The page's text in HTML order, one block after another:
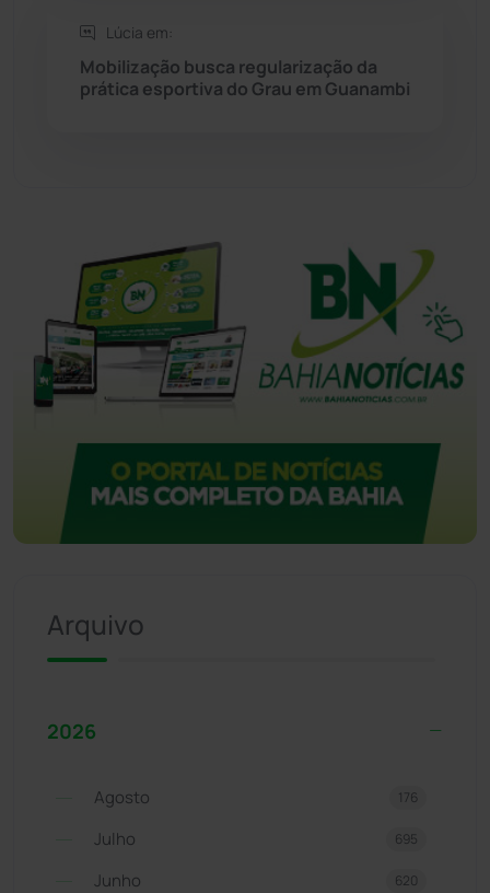
Tecnologia
Urandi (157)
Lúcia em:
Mobilização busca regularização da
prática esportiva do Grau em Guanambi
Arquivo
2026
Agosto 176
Julho 695
Junho 620